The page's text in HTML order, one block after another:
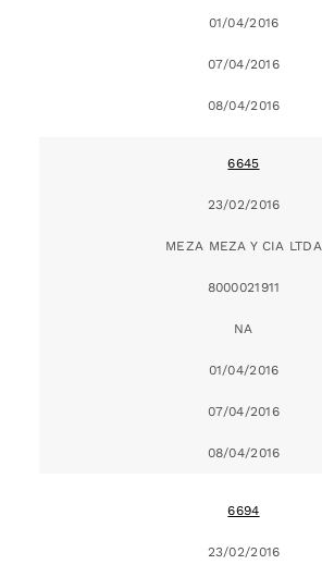
01/04/2016
07/04/2016
08/04/2016
6645
23/02/2016
MEZA MEZA Y CIA LTDA
8000021911
NA
01/04/2016
07/04/2016
08/04/2016
6694
23/02/2016